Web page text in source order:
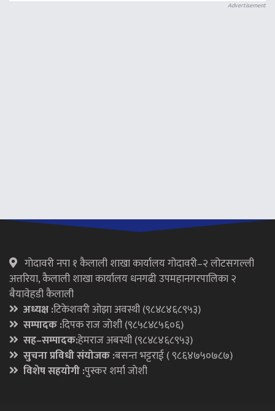
Advertisement
गाेदावरी नपा १ कैलाली शाखा कार्यालय गोदावरी–२ लोटसगल्ली
अत्तरिया, कैलाली शाखा कार्यालय धनगढी उपमहानगरपालिका २
बैयावेहडी कैलाली
अध्यक्ष :टिकेशवरी ओझा अवस्थी (९८४८४६८९५३)
सम्पादक :दिपक राज जाेशी (९८५८४८५६०६)
सह–सम्पादक:हेमराज अबस्थी (९८४८४६८९५३)
सुचना प्रविधी संयोजक :बसन्त भट्टराई ( ९८६४७५०७८७)
विशेष सहयाेगी :पुस्कर शर्मा जाेशी